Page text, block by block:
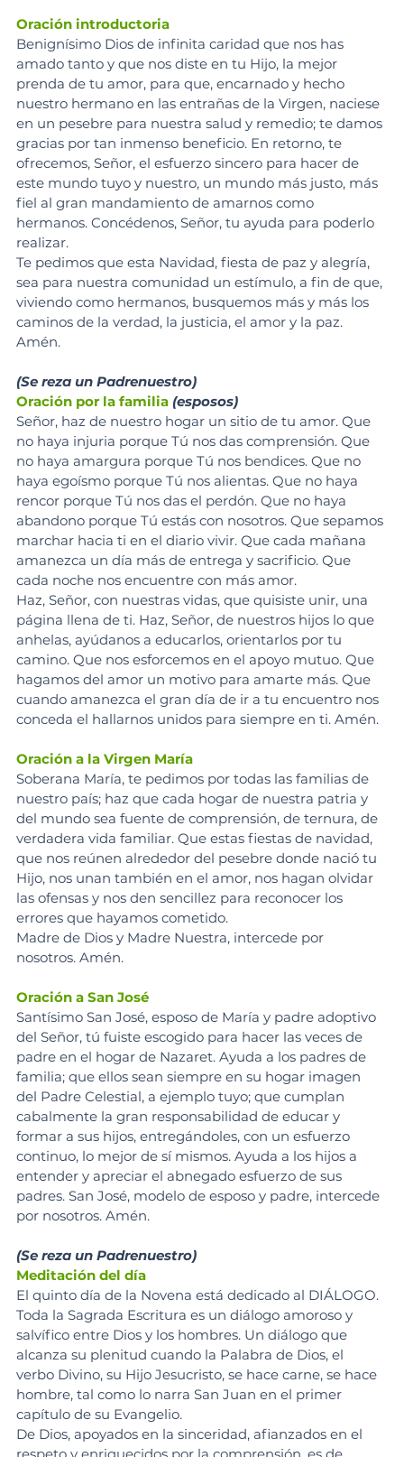
Oración introductoria
Benignísimo Dios de infinita caridad que nos has
amado tanto y que nos diste en tu Hijo, la mejor
prenda de tu amor, para que, encarnado y hecho
nuestro hermano en las entrañas de la Virgen, naciese
en un pesebre para nuestra salud y remedio; te damos
gracias por tan inmenso beneficio. En retorno, te
ofrecemos, Señor, el esfuerzo sincero para hacer de
este mundo tuyo y nuestro, un mundo más justo, más
fiel al gran mandamiento de amarnos como
hermanos. Concédenos, Señor, tu ayuda para poderlo
realizar.
Te pedimos que esta Navidad, fiesta de paz y alegría,
sea para nuestra comunidad un estímulo, a fin de que,
viviendo como hermanos, busquemos más y más los
caminos de la verdad, la justicia, el amor y la paz.
Amén.
(Se reza un Padrenuestro)
Oración por la familia (esposos)
Señor, haz de nuestro hogar un sitio de tu amor. Que
no haya injuria porque Tú nos das comprensión. Que
no haya amargura porque Tú nos bendices. Que no
haya egoísmo porque Tú nos alientas. Que no haya
rencor porque Tú nos das el perdón. Que no haya
abandono porque Tú estás con nosotros. Que sepamos
marchar hacia ti en el diario vivir. Que cada mañana
amanezca un día más de entrega y sacrificio. Que
cada noche nos encuentre con más amor.
Haz, Señor, con nuestras vidas, que quisiste unir, una
página llena de ti. Haz, Señor, de nuestros hijos lo que
anhelas, ayúdanos a educarlos, orientarlos por tu
camino. Que nos esforcemos en el apoyo mutuo. Que
hagamos del amor un motivo para amarte más. Que
cuando amanezca el gran día de ir a tu encuentro nos
conceda el hallarnos unidos para siempre en ti. Amén.
Oración a la Virgen María
Soberana María, te pedimos por todas las familias de
nuestro país; haz que cada hogar de nuestra patria y
del mundo sea fuente de comprensión, de ternura, de
verdadera vida familiar. Que estas fiestas de navidad,
que nos reúnen alrededor del pesebre donde nació tu
Hijo, nos unan también en el amor, nos hagan olvidar
las ofensas y nos den sencillez para reconocer los
errores que hayamos cometido.
Madre de Dios y Madre Nuestra, intercede por
nosotros. Amén.
Oración a San José
Santísimo San José, esposo de María y padre adoptivo
del Señor, tú fuiste escogido para hacer las veces de
padre en el hogar de Nazaret. Ayuda a los padres de
familia; que ellos sean siempre en su hogar imagen
del Padre Celestial, a ejemplo tuyo; que cumplan
cabalmente la gran responsabilidad de educar y
formar a sus hijos, entregándoles, con un esfuerzo
continuo, lo mejor de sí mismos. Ayuda a los hijos a
entender y apreciar el abnegado esfuerzo de sus
padres. San José, modelo de esposo y padre, intercede
por nosotros. Amén.
(Se reza un Padrenuestro)
Meditación del día
El quinto día de la Novena está dedicado al DIÁLOGO.
Toda la Sagrada Escritura es un diálogo amoroso y
salvífico entre Dios y los hombres. Un diálogo que
alcanza su plenitud cuando la Palabra de Dios, el
verbo Divino, su Hijo Jesucristo, se hace carne, se hace
hombre, tal como lo narra San Juan en el primer
capítulo de su Evangelio.
De Dios, apoyados en la sinceridad, afianzados en el